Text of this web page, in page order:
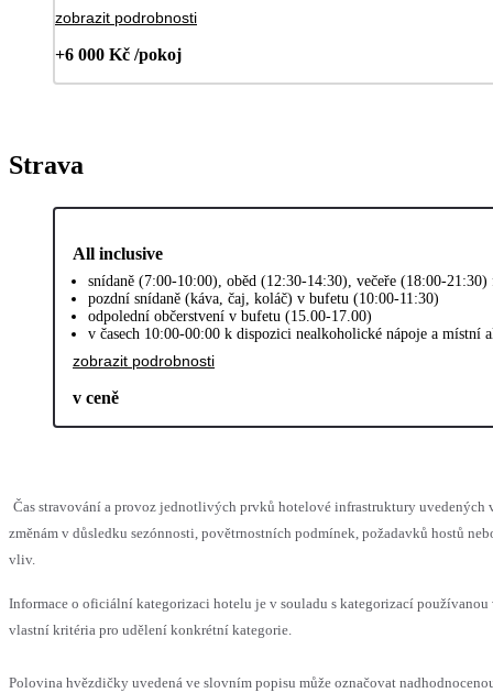
zobrazit podrobnosti
+6 000 Kč /pokoj
Strava
All inclusive
snídaně (7:00-10:00), oběd (12:30-14:30), večeře (18:00-
pozdní snídaně (káva, čaj, koláč) v bufetu (10:00-11:30)
odpolední občerstvení v bufetu (15.00-17.00)
v časech 10:00-00:00 k dispozici nealkoholické nápoje a místní
zobrazit podrobnosti
v ceně
Čas stravování a provoz jednotlivých prvků hotelové infrastruktury uvedených
změnám v důsledku sezónnosti, povětrnostních podmínek, požadavků hostů
vliv.
Informace o oficiální kategorizaci hotelu je v souladu s kategorizací používanou
vlastní kritéria pro udělení konkrétní kategorie.
Polovina hvězdičky uvedená ve slovním popisu může označovat